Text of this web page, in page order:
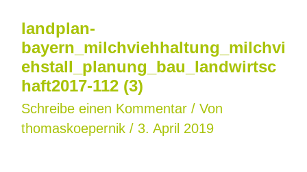
landplan-
bayern_milchviehhaltung_milchvi
ehstall_planung_bau_landwirtsc
haft2017-112 (3)
Schreibe einen Kommentar / Von
thomaskoepernik / 3. April 2019